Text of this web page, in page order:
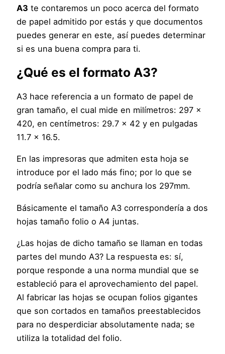
A3 te contaremos un poco acerca del formato
de papel admitido por estás y que documentos
puedes generar en este, así puedes determinar
si es una buena compra para ti.
¿Qué es el formato A3?
A3 hace referencia a un formato de papel de
gran tamaño, el cual mide en milímetros: 297 x
420, en centímetros: 29.7 x 42 y en pulgadas
11.7 x 16.5.
En las impresoras que admiten esta hoja se
introduce por el lado más fino; por lo que se
podría señalar como su anchura los 297mm.
Básicamente el tamaño A3 correspondería a dos
hojas tamaño folio o A4 juntas.
¿Las hojas de dicho tamaño se llaman en todas
partes del mundo A3? La respuesta es: sí,
porque responde a una norma mundial que se
estableció para el aprovechamiento del papel.
Al fabricar las hojas se ocupan folios gigantes
que son cortados en tamaños preestablecidos
para no desperdiciar absolutamente nada; se
utiliza la totalidad del folio.